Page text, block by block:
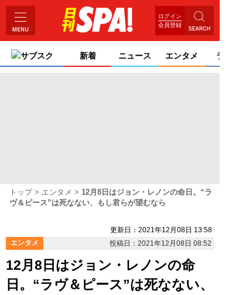
ログイン
会員登録
サブスク 新着 ニュース エンタメ ライ
トップ エンタメ
12月8日はジョン・レノンの命日。“ラ
ヴ＆ピース”は死なない、もし君らが望むなら
更新日：2021年12月08日 13:58
エンタメ
投稿日：2021年12月08日 08:52
12月8日はジョン・レノンの命
日。“ラヴ＆ピース”は死なない、